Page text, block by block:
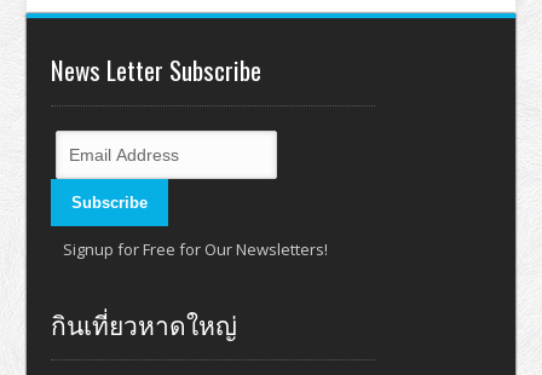
News Letter Subscribe
Signup for Free for Our Newsletters!
กินเที่ยวหาดใหญ่